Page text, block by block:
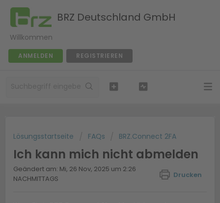
BRZ Deutschland GmbH
Willkommen
ANMELDEN REGISTRIEREN
Lösungsstartseite FAQs BRZ.Connect 2FA
Ich kann mich nicht abmelden
Drucken
Geändert am: Mi, 26 Nov, 2025 um 2:26
NACHMITTAGS